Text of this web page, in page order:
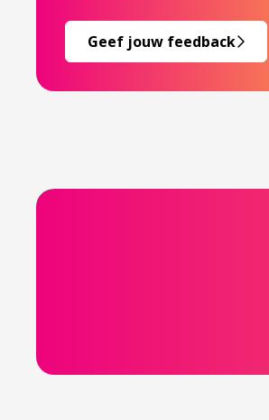
Geef jouw feedback